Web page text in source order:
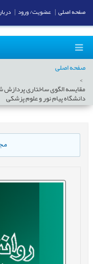
صفحه اصلی
مقایسه الگوی ساختاری پردازش
دانشگاه پیام نور و علوم پزشکی
صفحه اصلی عضویت/ ورود